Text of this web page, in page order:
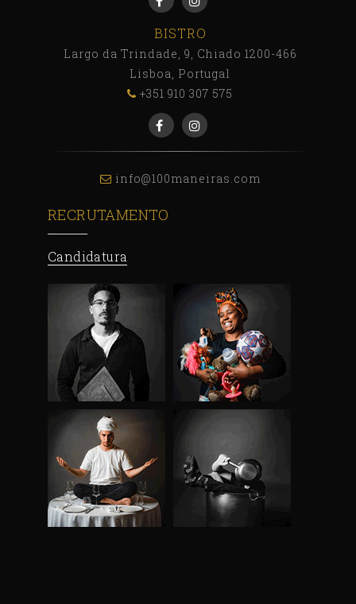
BISTRO
Largo da Trindade, 9, Chiado 1200-466
Lisboa, Portugal
+351 910 307 575
info@100maneiras.com
RECRUTAMENTO
Candidatura